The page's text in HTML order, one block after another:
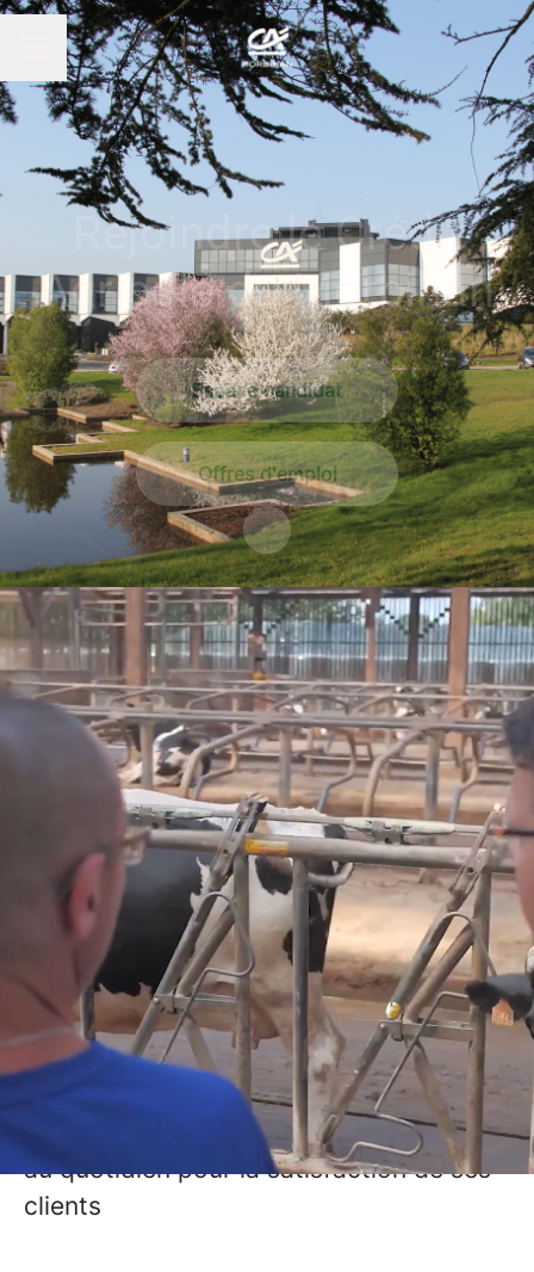
MENU CARRIÈRE
Rejoindre le Crédit
Agricole du Morbihan
Espace candidat
Offres d'emploi
Faire défiler jusqu'au contenu
Vous cherchez une
nouvelle opportunité
de carrière ?
Rejoignez-nous au CRÉDIT AGRICOLE
DU MORBIHAN !
Nous avons des métiers divers et variés
mais ils ont tous un point commun : aider
et faciliter la vie de nos clients. Alors
rejoignez l’employeur leader sur son
territoire et ses 1 322 salariés impliqués
au quotidien pour la satisfaction de ses
clients